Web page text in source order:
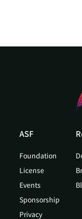
ASF
Foundation
License
Events
Sponsorship
Privacy